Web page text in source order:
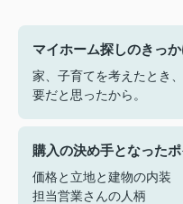
マイホーム探しのきっ
家、子育てを考えたとき
要だと思ったから。
購入の決め手となった
価格と立地と建物の内装
担当営業さんの人柄